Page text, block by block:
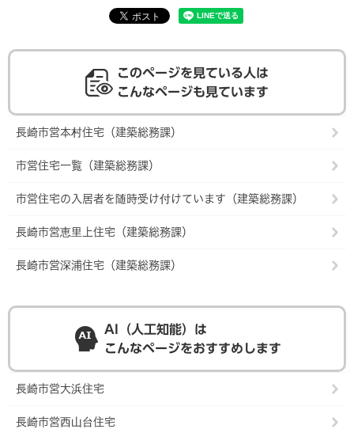
このページを見ている人は
こんなページも見ています
長崎市営本村住宅（建築総務課）
市営住宅一覧（建築総務課）
市営住宅の入居者を随時受け付けています（建築総務課）
長崎市営恵里上住宅（建築総務課）
長崎市営深浦住宅（建築総務課）
AI（人工知能）は
こんなページをおすすめします
長崎市営大浜住宅
長崎市営西山台住宅